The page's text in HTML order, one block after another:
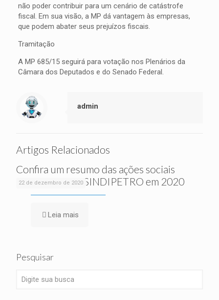
não poder contribuir para um cenário de catástrofe
fiscal. Em sua visão, a MP dá vantagem às empresas,
que podem abater seus prejuízos fiscais.
Tramitação
A MP 685/15 seguirá para votação nos Plenários da
Câmara dos Deputados e do Senado Federal.
admin
Artigos Relacionados
22 de dezembro de 2020
Confira um resumo das ações sociais
realizadas pelo SINDIPETRO em 2020
Leia mais
Pesquisar